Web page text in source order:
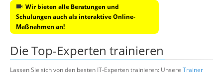
Wir bieten alle Beratungen und
Schulungen auch als interaktive Online-
Maßnahmen an!
Die Top-Experten trainieren
Lassen Sie sich von den besten IT-Experten trainieren: Unsere Trainer